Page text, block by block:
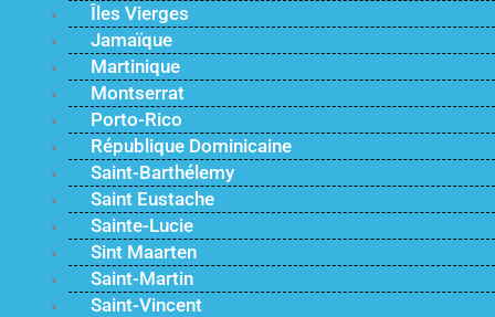
Îles Vierges
Jamaïque
Martinique
Montserrat
Porto-Rico
République Dominicaine
Saint-Barthélemy
Saint Eustache
Sainte-Lucie
Sint Maarten
Saint-Martin
Saint-Vincent